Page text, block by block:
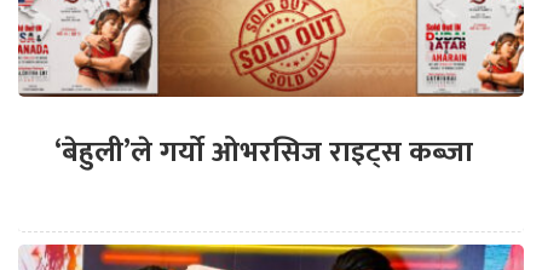
‘बेहुली’ले गर्यो ओभरसिज राइट्स कब्जा